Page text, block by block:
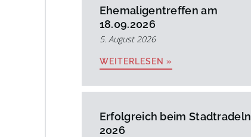
Ehemaligentreffen am
18.09.2026
5. August 2026
WEITERLESEN »
Erfolgreich beim Stadtradeln
2026